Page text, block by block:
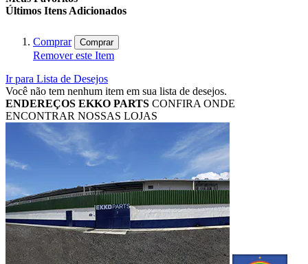
Últimos Itens Adicionados
Comprar Comprar
Remover este Item
Ir para Lista de Desejos
Você não tem nenhum item em sua lista de desejos.
ENDEREÇOS EKKO PARTS CONFIRA ONDE
ENCONTRAR NOSSAS LOJAS